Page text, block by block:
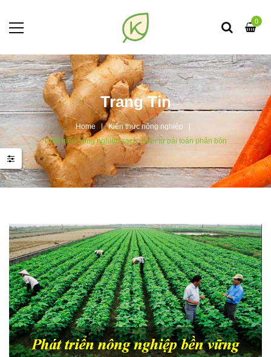
0
Trang Tin
Home
Kiến thức nông nghiệp
Phát triển nông nghiệp sạch: Nhìn từ bài toán phân bón